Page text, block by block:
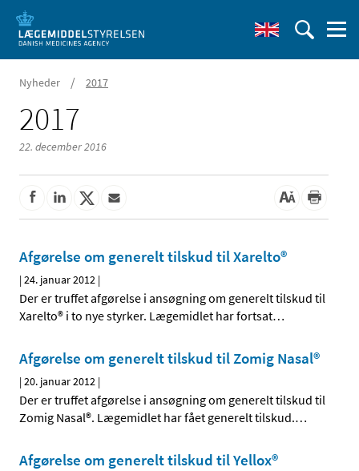
Nyheder / 2017
2017
22. december 2016
Afgørelse om generelt tilskud til Xarelto®
|24. januar 2012 |
Der er truffet afgørelse i ansøgning om generelt tilskud til
Xarelto® i to nye styrker. Lægemidlet har fortsat…
Afgørelse om generelt tilskud til Zomig Nasal®
|20. januar 2012 |
Der er truffet afgørelse i ansøgning om generelt tilskud til
Zomig Nasal®. Lægemidlet har fået generelt tilskud.…
Afgørelse om generelt tilskud til Yellox®